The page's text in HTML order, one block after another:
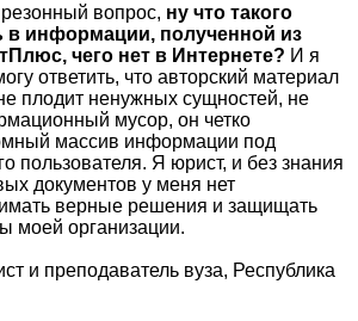
вопрос, ну что такого
в информации, полученной из
чего нет в Интернете? И я
ответить, что авторский материал
плодит ненужных сущностей, не
мусор, он четко
массив информации под
пользователя. Я юрист, и без знания
документов у меня нет
верные решения и защищать
моей организации.
и преподаватель вуза, Республика